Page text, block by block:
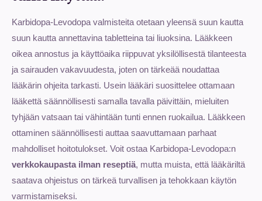
Karbidopa-Levodopa valmisteita otetaan yleensä suun kautta
suun kautta annettavina tabletteina tai liuoksina. Lääkkeen
oikea annostus ja käyttöaika riippuvat yksilöllisestä tilanteesta
ja sairauden vakavuudesta, joten on tärkeää noudattaa
lääkärin ohjeita tarkasti. Usein lääkäri suosittelee ottamaan
lääkettä säännöllisesti samalla tavalla päivittäin, mieluiten
tyhjään vatsaan tai vähintään tunti ennen ruokailua. Lääkkeen
ottaminen säännöllisesti auttaa saavuttamaan parhaat
mahdolliset hoitotulokset. Voit ostaa Karbidopa-Levodopa:n
verkkokaupasta ilman reseptiä, mutta muista, että lääkäriltä
saatava ohjeistus on tärkeä turvallisen ja tehokkaan käytön
varmistamiseksi.